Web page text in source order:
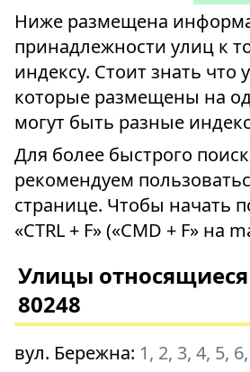
Ниже размещена
принадлежности улиц к
индексу. Стоит знать что
которые размещены на
могут быть разные
Для более быстрого
рекомендуем
странице. Чтобы начать
«CTRL + F» («CMD + F» на
Улицы
80248
вул. Бережна: 1, 2, 3, 4, 5,